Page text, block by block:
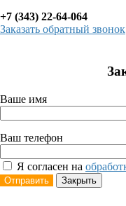
+7 (343) 22-64-064
Заказать обратный звонок
Ваше имя
Ваш телефон
Я согласен на
Отправить Закрыть